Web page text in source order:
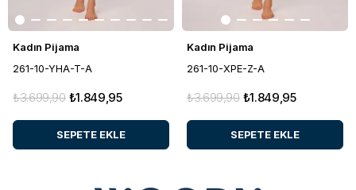
Kadın Pijama
261-10-YHA-T-A
₺1.849,95
₺3.699,90
SEPETE EKLE
Kadın Pijama
261-10-XPE-Z-A
₺1.849,95
₺3.699,90
SEPETE EKLE